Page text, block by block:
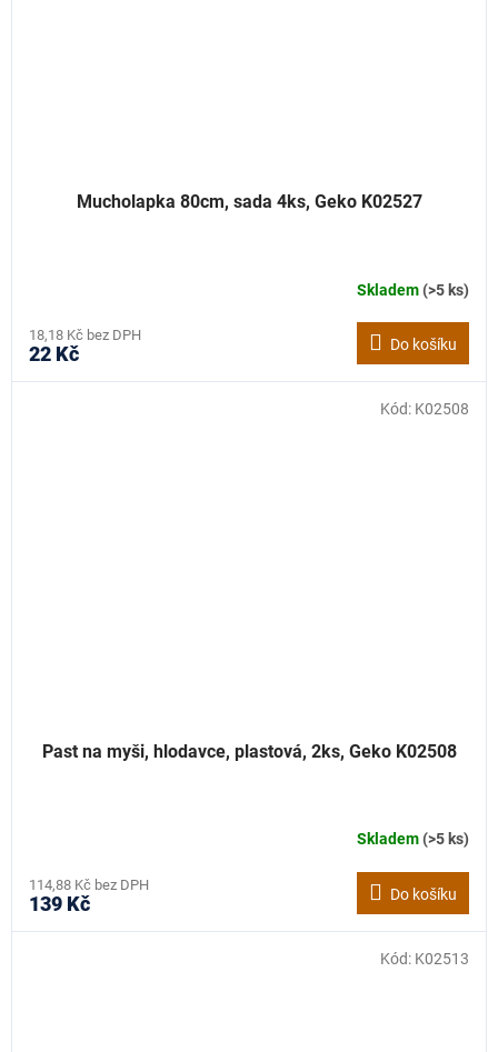
Mucholapka 80cm, sada 4ks, Geko K02527
Skladem(>5 ks)
18,18 Kč bez DPH
22 Kč Do košíku
Past na myši, hlodavce, plastová, 2ks, Geko K02508
Skladem(>5 ks)
114,88 Kč bez DPH
139 Kč Do košíku
Kód: K02508
Kód: K02513